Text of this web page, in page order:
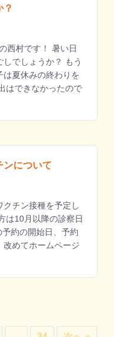
？
西村です！ 暑い日
でしょうか？ もう
は夏休みの終わりを
はできなかったので
ンについて
チン接種を予定し
は10月以降の診察日
約の開始日、予約
改めてホームページ